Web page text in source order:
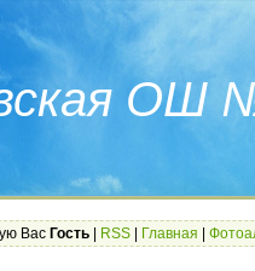
ОШ
Вас Гость RSS Главная